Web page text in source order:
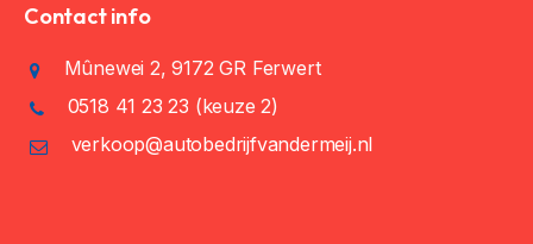
Contact info
Mûnewei 2, 9172 GR Ferwert
0518 41 23 23 (keuze 2)
verkoop@autobedrijfvandermeij.nl